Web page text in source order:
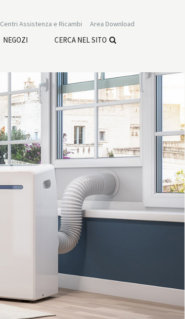
Area Download
Centri Assistenza e Ricambi
NEGOZI
CERCA NEL SITO